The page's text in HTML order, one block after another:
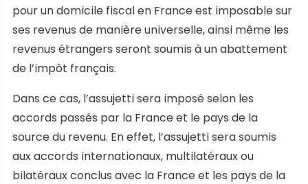
pour un domicile fiscal en France est imposable sur
ses revenus de manière universelle, ainsi même les
revenus étrangers seront soumis à un abattement
de l’impôt français.
Dans ce cas, l’assujetti sera imposé selon les
accords passés par la France et le pays de la
source du revenu. En effet, l’assujetti sera soumis
aux accords internationaux, multilatéraux ou
bilatéraux conclus avec la France et les pays de la